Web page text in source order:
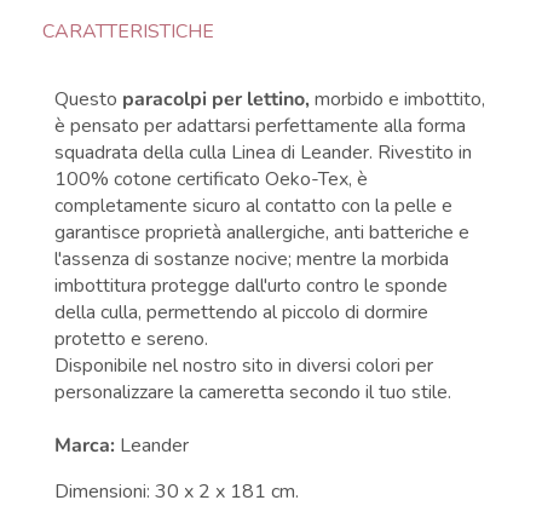
CARATTERISTICHE
Questo paracolpi per lettino,morbido e imbottito,
è pensato per adattarsi perfettamente alla forma
squadrata della culla Linea di Leander. Rivestito in
100% cotone certificato Oeko-Tex, è
completamente sicuro al contatto con la pelle e
garantisce proprietà anallergiche, anti batteriche e
l'assenza di sostanze nocive; mentre la morbida
imbottitura protegge dall'urto contro le sponde
della culla, permettendo al piccolo di dormire
protetto e sereno.
Disponibile nel nostro sito in diversi colori per
personalizzare la cameretta secondo il tuo stile.
Marca: Leander
Dimensioni: 30 x 2 x 181 cm.